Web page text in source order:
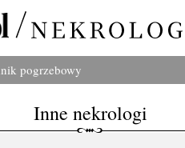
pogrzebowy
Inne nekrologi